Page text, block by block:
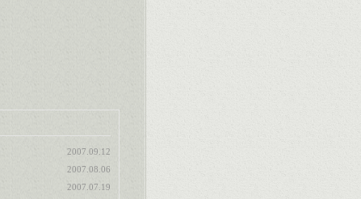
2007.09.12
2007.08.06
2007.07.19